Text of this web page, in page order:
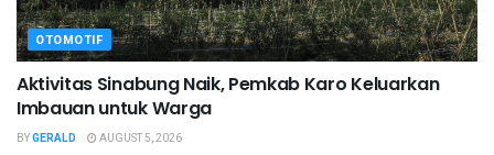
OTOMOTIF
Aktivitas Sinabung Naik, Pemkab Karo Keluarkan
Imbauan untuk Warga
BYGERALD AUGUST 5, 2026